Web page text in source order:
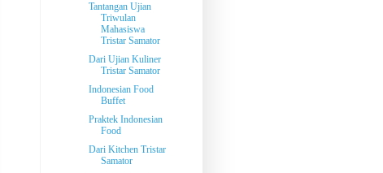
Tantangan Ujian
Triwulan
Mahasiswa
Tristar Samator
Dari Ujian Kuliner
Tristar Samator
Indonesian Food
Buffet
Praktek Indonesian
Food
Dari Kitchen Tristar
Samator